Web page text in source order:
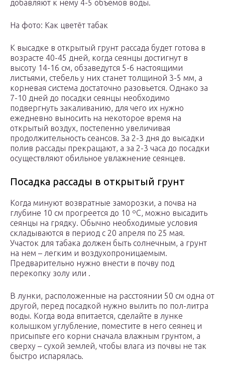
добавляют к нему 4-5 объемов воды.
На фото: Как цветёт табак
К высадке в открытый грунт рассада будет готова в
возрасте 40-45 дней, когда сеянцы достигнут в
высоту 14-16 см, обзаведутся 5-6 настоящими
листьями, стебель у них станет толщиной 3-5 мм, а
корневая система достаточно разовьется. Однако за
7-10 дней до посадки сеянцы необходимо
подвергнуть закаливанию, для чего их нужно
ежедневно выносить на некоторое время на
открытый воздух, постепенно увеличивая
продолжительность сеансов. За 2-3 дня до высадки
полив рассады прекращают, а за 2-3 часа до посадки
осуществляют обильное увлажнение сеянцев.
Посадка рассады в открытый грунт
Когда минуют возвратные заморозки, а почва на
глубине 10 см прогреется до 10 ºC, можно высадить
сеянцы на грядку. Обычно необходимые условия
складываются в период с 20 апреля по 25 мая.
Участок для табака должен быть солнечным, а грунт
на нем – легким и воздухопроницаемым.
Предварительно нужно внести в почву под
перекопку золу или .
В лунки, расположенные на расстоянии 50 см одна от
другой, перед посадкой нужно вылить по пол-литра
воды. Когда вода впитается, сделайте в лунке
колышком углубление, поместите в него сеянец и
присыпьте его корни сначала влажным грунтом, а
сверху – сухой землей, чтобы влага из почвы не так
быстро испарялась.